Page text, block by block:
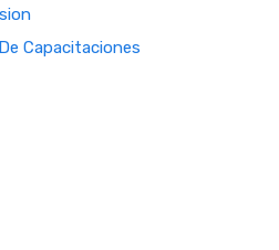
Capacitaciones